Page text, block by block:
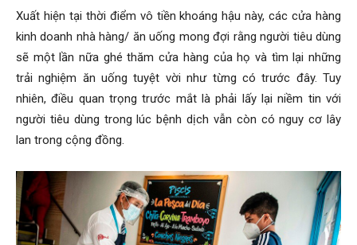
Xuất hiện tại thời điểm vô tiền khoáng hậu này, các cửa hàng
kinh doanh nhà hàng/ ăn uống mong đợi rằng người tiêu dùng
sẽ một lần nữa ghé thăm cửa hàng của họ và tìm lại những
trải nghiệm ăn uống tuyệt vời như từng có trước đây. Tuy
nhiên, điều quan trọng trước mắt là phải lấy lại niềm tin với
người tiêu dùng trong lúc bệnh dịch vẫn còn có nguy cơ lây
lan trong cộng đồng.